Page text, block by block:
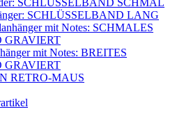
SCHLÜSSELBAND SCHMAL
SCHLÜSSELBAND LANG
mit Notes: SCHMALES
GRAVIERT
mit Notes: BREITES
GRAVIERT
RETRO-MAUS